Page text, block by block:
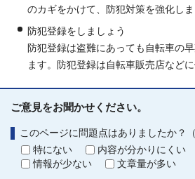
のカギをかけて、防犯対策を強化しま
防犯登録をしましょう
防犯登録は盗難にあっても自転車の
ます。防犯登録は自転車販売店などに
ご意見をお聞かせください。
このページに問題点はありましたか？
特にない
内容が分かりにくい
情報が少ない
文章量が多い